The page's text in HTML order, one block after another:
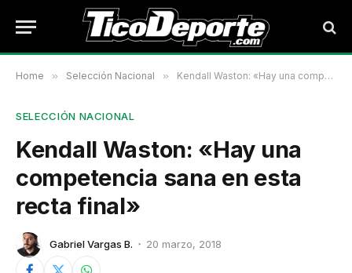
Home » Selección Nacional » Kendall Waston: «Hay una competencia sana en esta recta final»
SELECCIÓN NACIONAL
Kendall Waston: «Hay una
competencia sana en esta
recta final»
Gabriel Vargas B. 20 marzo, 2018